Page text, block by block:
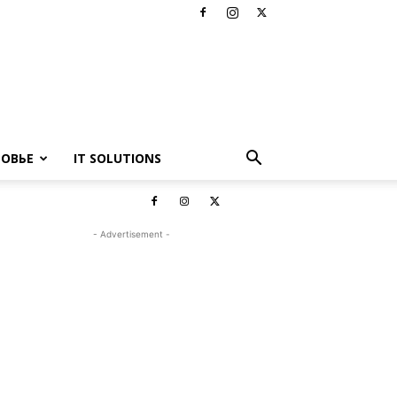
IT SOLUTIONS
- Advertisement -